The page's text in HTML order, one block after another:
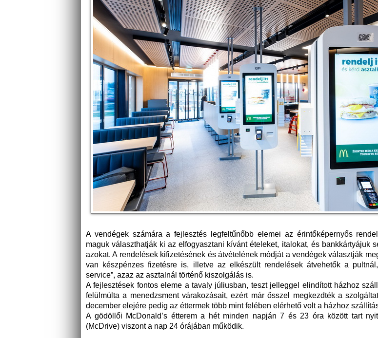
A vendégek számára a fejlesztés legfeltűnőbb elemei az érintőképernyős
maguk választhatják ki az elfogyasztani kívánt ételeket, italokat, és bankkártyájuk
azokat. A rendelések kifizetésének és átvételének módját a vendégek választják
van készpénzes fizetésre is, illetve az elkészült rendelések átvehetők a
service”, azaz az asztalnál történő kiszolgálás is.
A fejlesztések fontos eleme a tavaly júliusban, teszt jelleggel elindított házhoz
felülmúlta a menedzsment várakozásait, ezért már ősszel megkezdték a
december elejére pedig az éttermek több mint felében elérhető volt a házhoz
A gödöllői McDonald’s étterem a hét minden napján 7 és 23 óra között tart
(McDrive) viszont a nap 24 órájában működik.